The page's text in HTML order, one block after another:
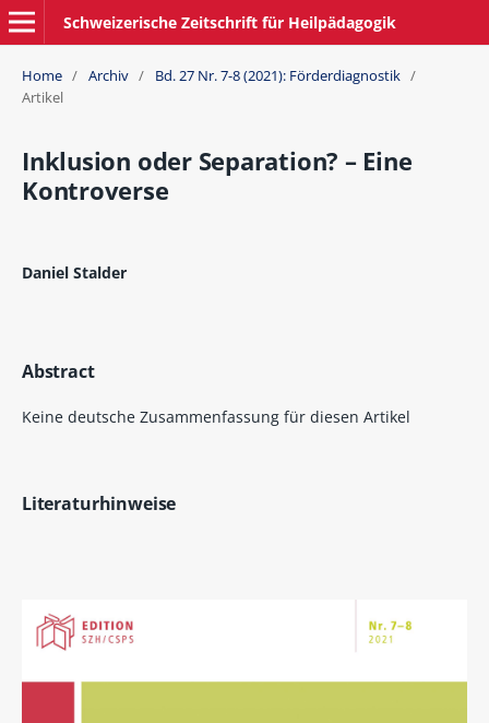
Schweizerische Zeitschrift für Heilpädagogik
Home / Archiv / Bd. 27 Nr. 7-8 (2021): Förderdiagnostik /
Artikel
Inklusion oder Separation? – Eine
Kontroverse
Daniel Stalder
Abstract
Keine deutsche Zusammenfassung für diesen Artikel
Literaturhinweise